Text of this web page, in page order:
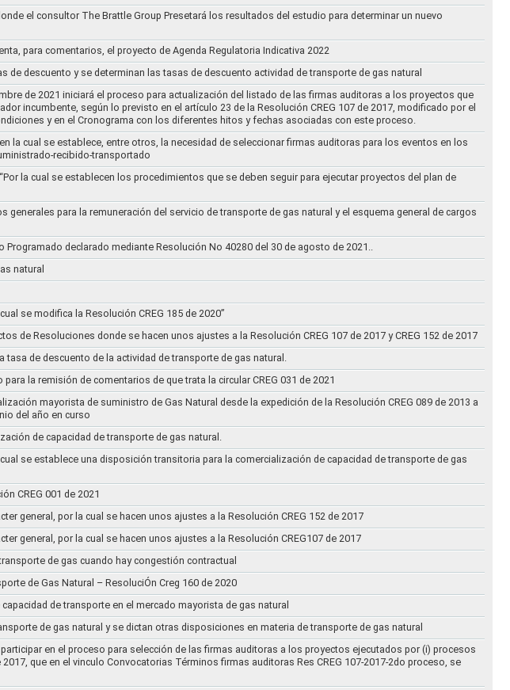
el consultor The Brattle Group Presetará los resultados del estudio para determinar un nuevo
para comentarios, el proyecto de Agenda Regulatoria Indicativa 2022
descuento y se determinan las tasas de descuento actividad de transporte de gas natural
de 2021 iniciará el proceso para actualización del listado de las firmas auditoras a los proyectos que
incumbente, según lo previsto en el artículo 23 de la Resolución CREG 107 de 2017, modificado por el
y en el Cronograma con los diferentes hitos y fechas asociadas con este proceso.
la cual se establece, entre otros, la necesidad de seleccionar firmas auditoras para los eventos en los
recibido-transportado
la cual se establecen los procedimientos que se deben seguir para ejecutar proyectos del plan de
para la remuneración del servicio de transporte de gas natural y el esquema general de cargos
declarado mediante Resolución No 40280 del 30 de agosto de 2021..
natural
se modifica la Resolución CREG 185 de 2020”
de Resoluciones donde se hacen unos ajustes a la Resolución CREG 107 de 2017 y CREG 152 de 2017
de descuento de la actividad de transporte de gas natural.
la remisión de comentarios de que trata la circular CREG 031 de 2021
mayorista de suministro de Gas Natural desde la expedición de la Resolución CREG 089 de 2013 a
del año en curso
de capacidad de transporte de gas natural.
se establece una disposición transitoria para la comercialización de capacidad de transporte de gas
CREG 001 de 2021
general, por la cual se hacen unos ajustes a la Resolución CREG 152 de 2017
general, por la cual se hacen unos ajustes a la Resolución CREG107 de 2017
de gas cuando hay congestión contractual
de Gas Natural – ResoluciÓn Creg 160 de 2020
de transporte en el mercado mayorista de gas natural
de gas natural y se dictan otras disposiciones en materia de transporte de gas natural
en el proceso para selección de las firmas auditoras a los proyectos ejecutados por (i) procesos
que en el vinculo Convocatorias Términos firmas auditoras Res CREG 107-2017-2do proceso, se